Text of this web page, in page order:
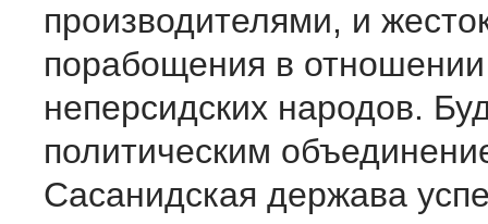
производителями, и
порабощения в отношении
неперсидских народов.
политическим
Сасанидская держава